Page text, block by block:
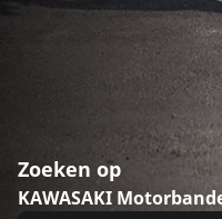
Zoeken op
KAWASAKI